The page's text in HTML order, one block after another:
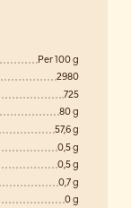
Per 100 g
2980
725
80 g
57,6 g
0,5 g
0,5 g
0,7 g
0 g